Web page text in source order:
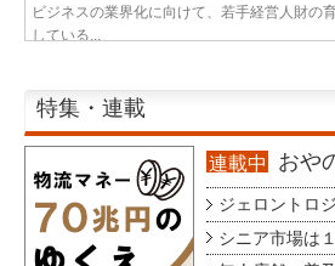
ビジネスの業界化に向けて、若手経営人財の
している...
特集・連載
連載中 おや
ジェロントロ
シニア市場は